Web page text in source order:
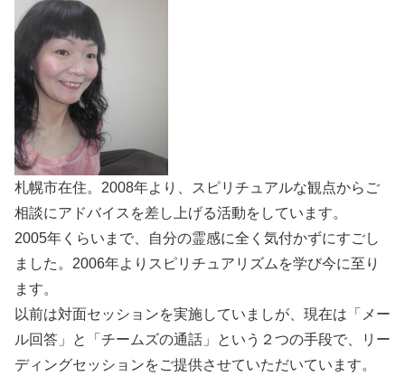
札幌市在住。2008年より、スピリチュアルな観点からご
相談にアドバイスを差し上げる活動をしています。
2005年くらいまで、自分の霊感に全く気付かずにすごし
ました。2006年よりスピリチュアリズムを学び今に至り
ます。
以前は対面セッションを実施していましが、現在は「メー
ル回答」と「チームズの通話」という２つの手段で、リー
ディングセッションをご提供させていただいています。